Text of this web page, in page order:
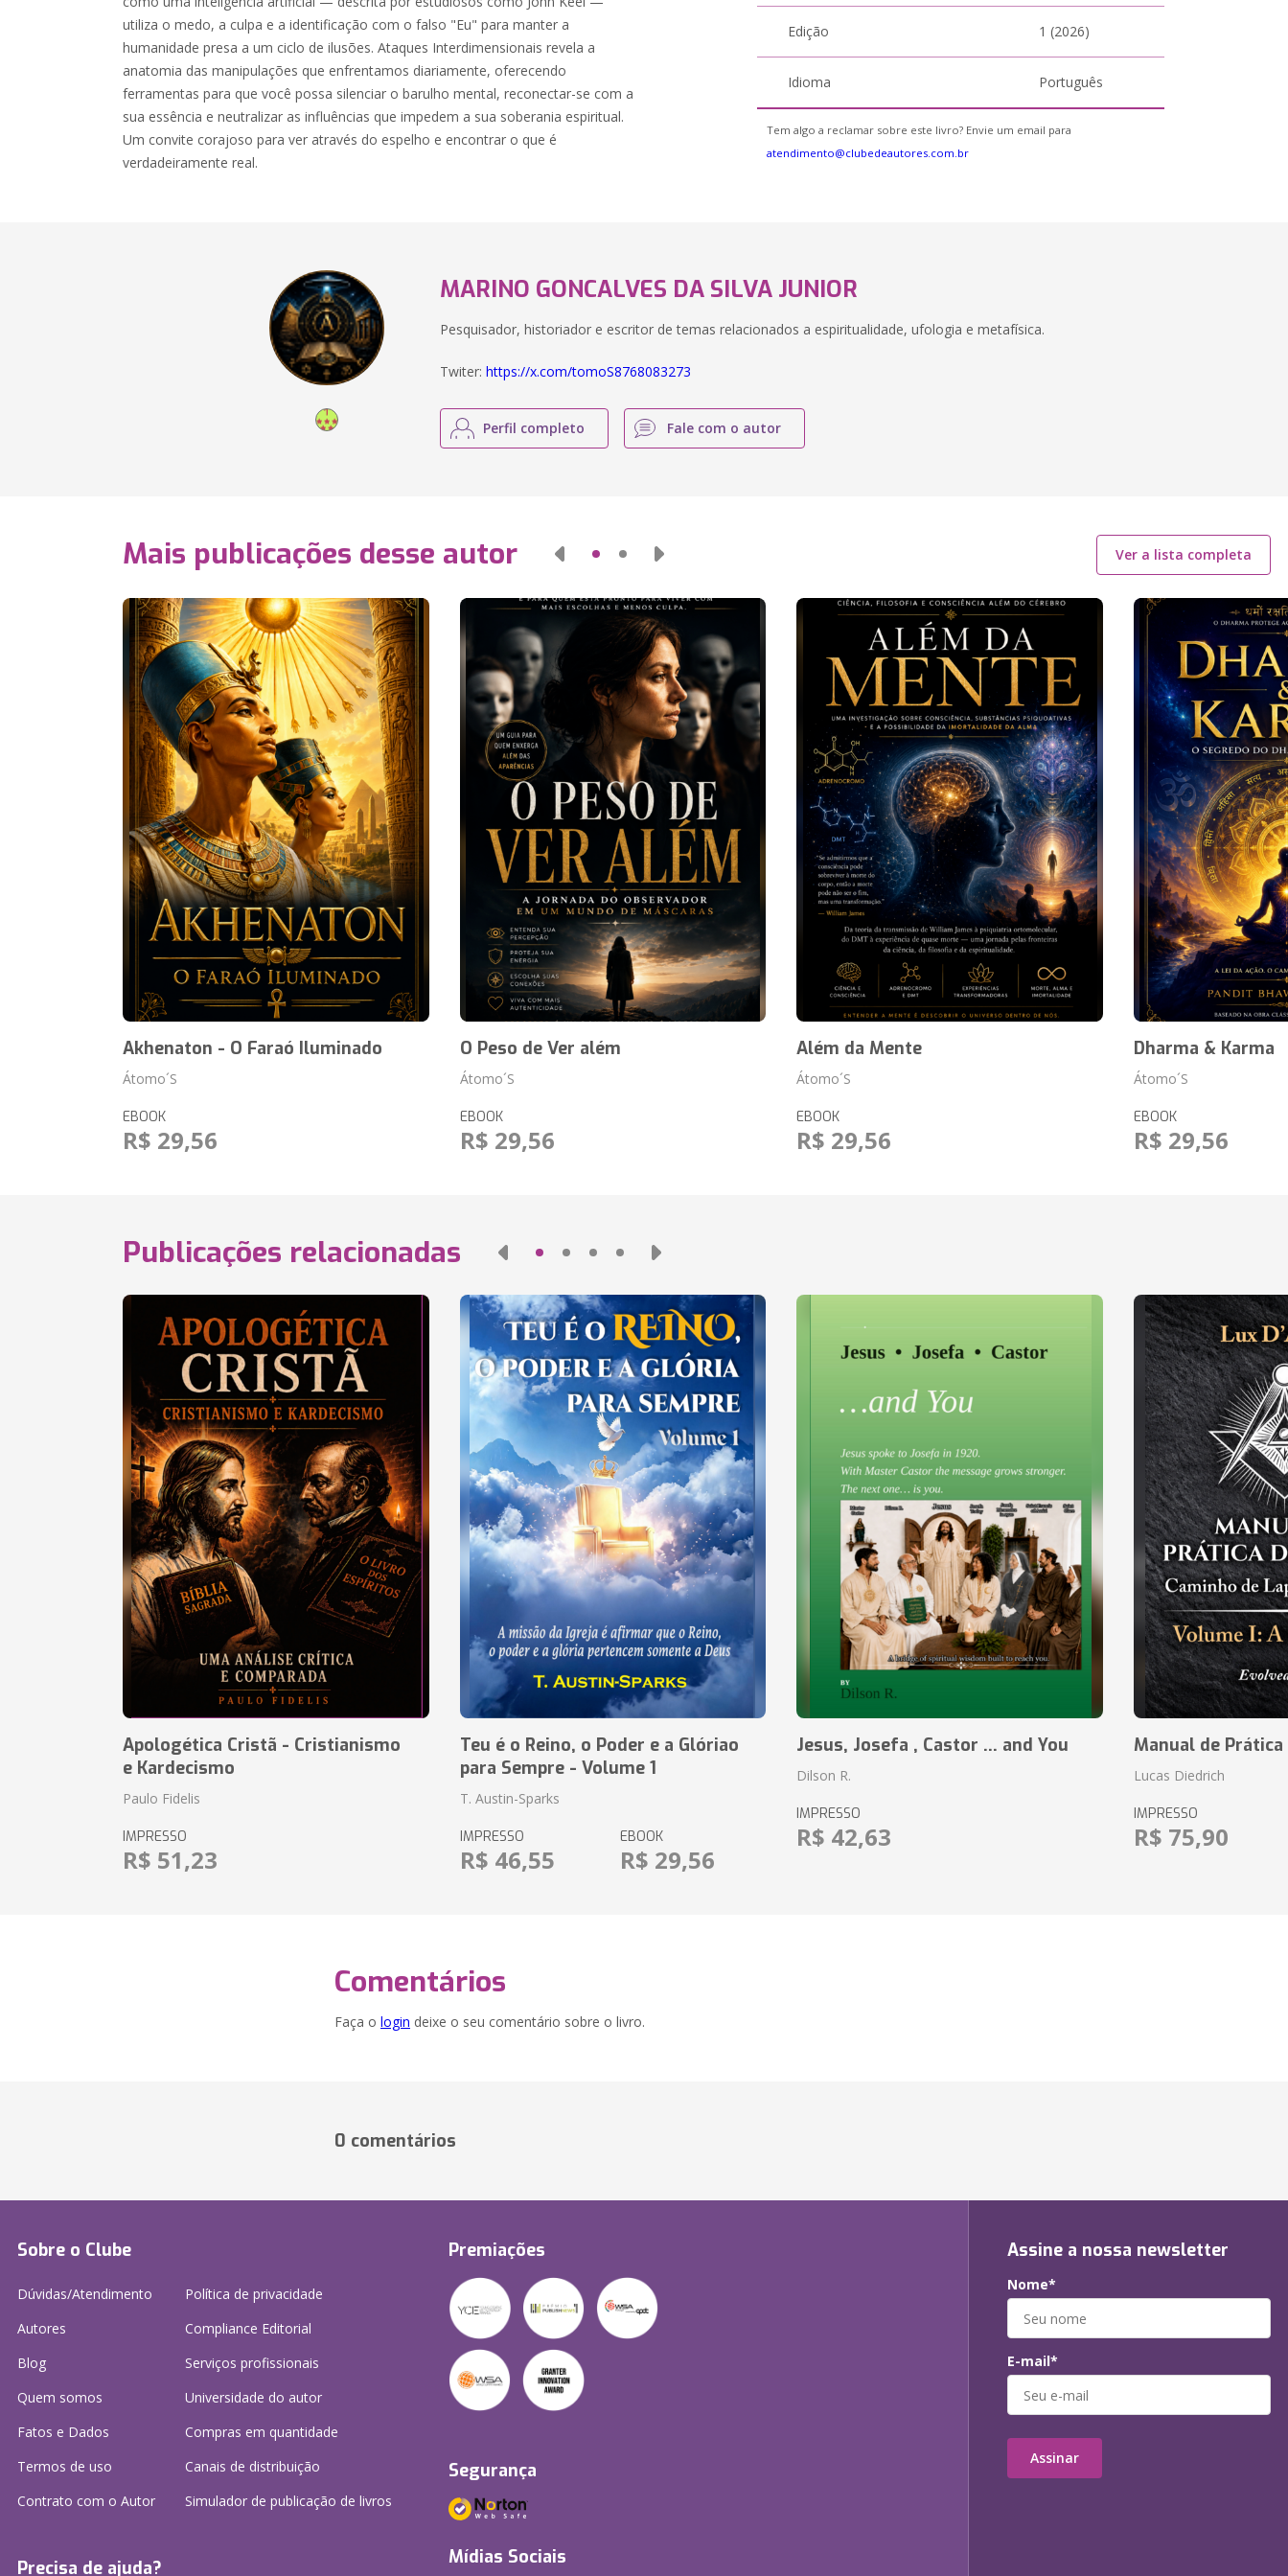
utiliza o medo, a culpa e a identificação com o falso "Eu" para manter a
humanidade presa a um ciclo de ilusões. Ataques Interdimensionais revela a
anatomia das manipulações que enfrentamos diariamente, oferecendo
ferramentas para que você possa silenciar o barulho mental, reconectar-se com a
sua essência e neutralizar as influências que impedem a sua soberania espiritual.
Um convite corajoso para ver através do espelho e encontrar o que é
verdadeiramente real.
Edição 1 (2026)
Idioma Português
Tem algo a reclamar sobre este livro? Envie um email para
atendimento@clubedeautores.com.br
MARINO GONCALVES DA SILVA JUNIOR
Pesquisador, historiador e escritor de temas relacionados a espiritualidade, ufologia e metafísica.
Twiter:https://x.com/tomoS8768083273
Perfil completo Fale com o autor
Mais publicações desse autor Ver a lista completa
Akhenaton - O Faraó Iluminado
Átomo´S
EBOOK
R$ 29,56
O Peso de Ver além
Átomo´S
EBOOK
R$ 29,56
Além da Mente
Átomo´S
EBOOK
R$ 29,56
Dharma & Karma
Átomo´S
EBOOK
R$ 29,56
Publicações relacionadas
Apologética Cristã - Cristianismo
e Kardecismo
Paulo Fidelis
IMPRESSO
R$ 51,23
Teu é o Reino, o Poder e a Glóriao
para Sempre - Volume 1
T. Austin-Sparks
IMPRESSO
R$ 46,55
EBOOK
R$ 29,56
Jesus, Josefa , Castor ... and You
Dilson R.
IMPRESSO
R$ 42,63
Manual de
Lucas Diedrich
IMPRESSO
R$ 75,90
Comentários
Faça o login deixe o seu comentário sobre o livro.
0 comentários
Sobre o Clube
Dúvidas/Atendimento
Autores
Blog
Quem somos
Fatos e Dados
Termos de uso
Contrato com o Autor
Política de privacidade
Compliance Editorial
Serviços profissionais
Universidade do autor
Compras em quantidade
Canais de distribuição
Simulador de publicação de livros
Precisa de ajuda?
Premiações
Segurança
Mídias Sociais
Assine a nossa newsletter
Nome*
E-mail*
Assinar